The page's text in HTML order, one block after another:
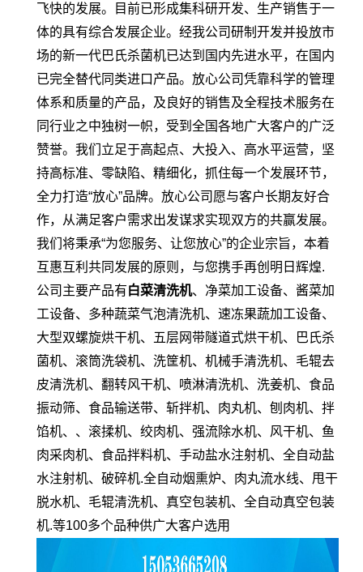
飞快的发展。目前已形成集科研开发、生产销售于一
体的具有综合发展企业。经我公司研制开发并投放市
场的新一代巴氏杀菌机已达到国内先进水平，在国内
已完全替代同类进口产品。放心公司凭靠科学的管理
体系和质量的产品，及良好的销售及全程技术服务在
同行业之中独树一帜，受到全国各地广大客户的广泛
赞誉。我们立足于高起点、大投入、高水平运营，坚
持高标准、零缺陷、精细化，抓住每一个发展环节，
全力打造“放心”品牌。放心公司愿与客户长期友好合
作，从满足客户需求出发谋求实现双方的共赢发展。
我们将秉承“为您服务、让您放心”的企业宗旨，本着
互惠互利共同发展的原则，与您携手再创明日辉煌.
公司主要产品有白菜清洗机、净菜加工设备、酱菜加
工设备、多种蔬菜气泡清洗机、速冻果蔬加工设备、
大型双螺旋烘干机、五层网带隧道式烘干机、巴氏杀
菌机、滚筒洗袋机、洗筐机、机械手清洗机、毛辊去
皮清洗机、翻转风干机、喷淋清洗机、洗姜机、食品
振动筛、食品输送带、斩拌机、肉丸机、刨肉机、拌
馅机、、滚揉机、绞肉机、强流除水机、风干机、鱼
肉采肉机、食品拌料机、手动盐水注射机、全自动盐
水注射机、破碎机.全自动烟熏炉、肉丸流水线、甩干
脱水机、毛辊清洗机、真空包装机、全自动真空包装
机.等100多个品种供广大客户选用